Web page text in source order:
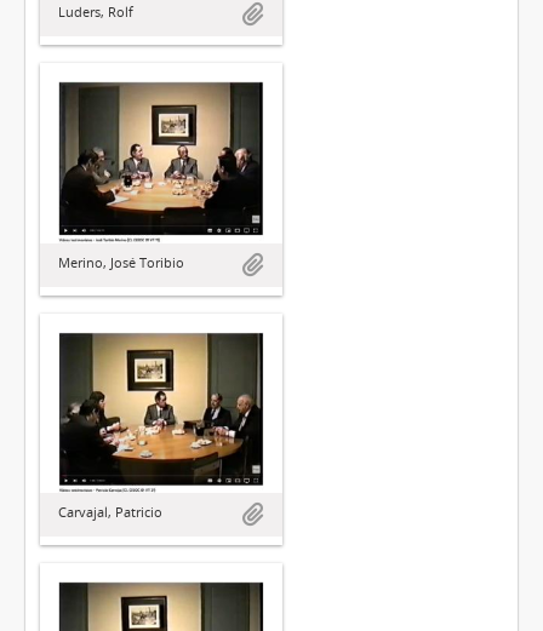
Luders, Rolf
Merino, José Toribio
Carvajal, Patricio